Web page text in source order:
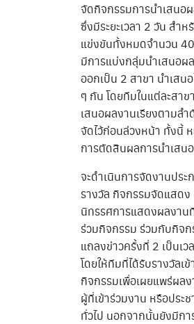
จัดกิจกรรมการนำเสนอ
ซึ่งมีระยะเวลา 2 วัน สำห
แข่งขันทั้งหมดจำนวน
มีการแบ่งกลุ่มนำเสนอผ
ออกเป็น 2 สาขา นำเสน
ๆ กัน โดยทีมในแต่ละสาข
เสนอผลงานเรียงตามลำ
จัดไว้ก่อนล่วงหน้า ทั้งนี้
การตัดสินผลการนำเสน
จะดำเนินการจัดงานประ
รางวัล กิจกรรมจัดแสดง
นิทรรศการแสดงผลงาน
ร่วมกิจกรรม ร่วมกับกิจก
แถลงข่าวครั้งที่ 2 เป็นเว
โดยให้ทีมที่ได้รับรางวัลเข้
กิจกรรมเพื่อเผยแพร่ผล
ผู้ที่เข้าร่วมงาน หรือประ
ทั่วไป นอกจากนั้นยังมีกา